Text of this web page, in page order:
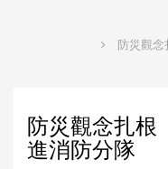
防災觀
防災觀念扎
進消防分隊